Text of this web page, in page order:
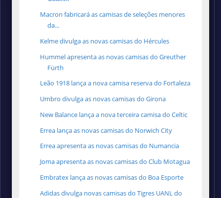
Macron fabricará as camisas de seleções menores
da...
Kelme divulga as novas camisas do Hércules
Hummel apresenta as novas camisas do Greuther
Fürth
Leão 1918 lança a nova camisa reserva do Fortaleza
Umbro divulga as novas camisas do Girona
New Balance lança a nova terceira camisa do Celtic
Errea lança as novas camisas do Norwich City
Errea apresenta as novas camisas do Numancia
Joma apresenta as novas camisas do Club Motagua
Embratex lança as novas camisas do Boa Esporte
Adidas divulga novas camisas do Tigres UANL do